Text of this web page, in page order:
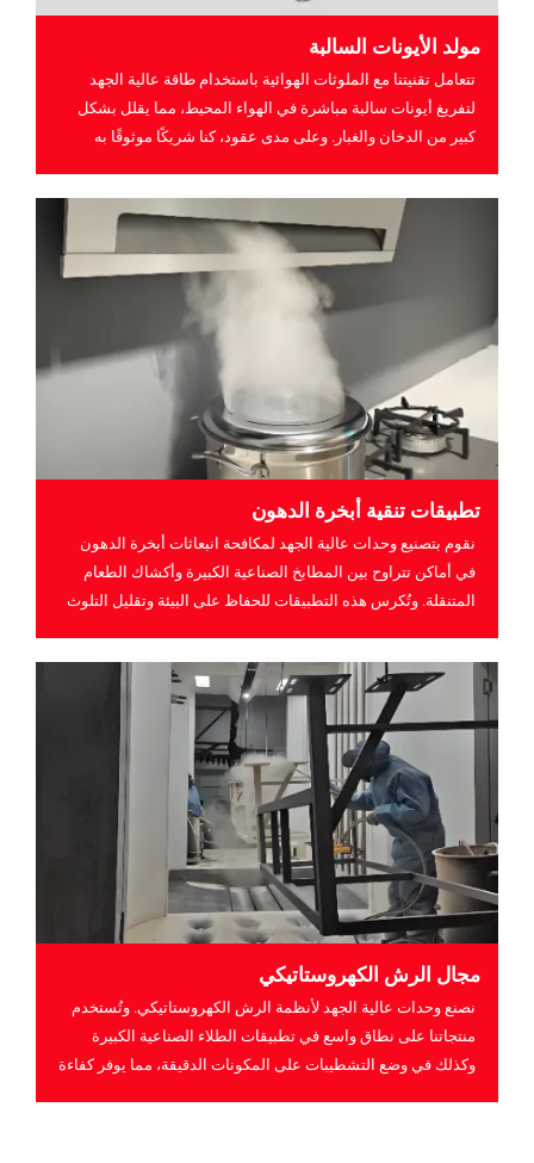
مولد الأيونات السالبة
تتعامل تقنيتنا مع الملوثات الهوائية باستخدام طاقة عالية الجهد
لتفريغ أيونات سالبة مباشرة في الهواء المحيط، مما يقلل بشكل
كبير من الدخان والغبار. وعلى مدى عقود، كنا شريكًا موثوقًا به
تطبيقات تنقية أبخرة الدهون
نقوم بتصنيع وحدات عالية الجهد لمكافحة انبعاثات أبخرة الدهون
في أماكن تتراوح بين المطابخ الصناعية الكبيرة وأكشاك الطعام
المتنقلة. وتُكرس هذه التطبيقات للحفاظ على البيئة وتقليل التلوث
مجال الرش الكهروستاتيكي
نصنع وحدات عالية الجهد لأنظمة الرش الكهروستاتيكي. وتُستخدم
منتجاتنا على نطاق واسع في تطبيقات الطلاء الصناعية الكبيرة
وكذلك في وضع التشطيبات على المكونات الدقيقة، مما يوفر كفاءة